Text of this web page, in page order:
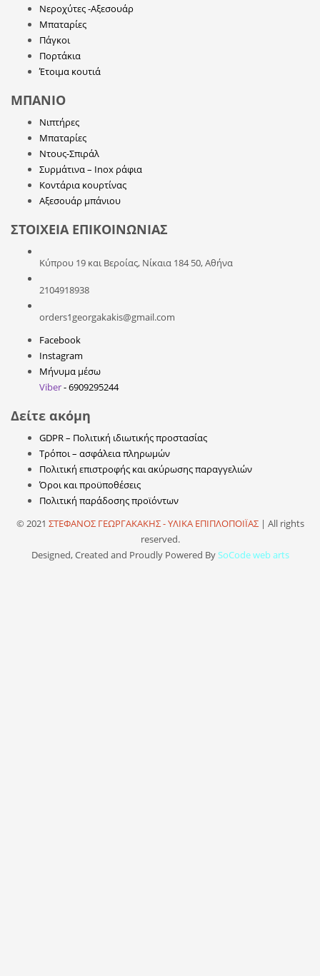
Νεροχύτες -Αξεσουάρ
Μπαταρίες
Πάγκοι
Πορτάκια
Έτοιμα κουτιά
ΜΠΑΝΙΟ
Νιπτήρες
Μπαταρίες
Ντους-Σπιράλ
Συρμάτινα – Inox ράφια
Κοντάρια κουρτίνας
Αξεσουάρ μπάνιου
ΣΤΟΙΧΕΙΑ ΕΠΙΚΟΙΝΩΝΙΑΣ
Κύπρου 19 και Βεροίας, Νίκαια 184 50, Αθήνα
2104918938
orders1georgakakis@gmail.com
Facebook
Instagram
Μήνυμα μέσω
Viber- 6909295244
Δείτε ακόμη
GDPR – Πολιτική ιδιωτικής προστασίας
Τρόποι – ασφάλεια πληρωμών
Πολιτική επιστροφής και ακύρωσης παραγγελιών
Όροι και προϋποθέσεις
Πολιτική παράδοσης προϊόντων
© 2021 ΣΤΕΦΑΝΟΣ ΓΕΩΡΓΑΚΑΚΗΣ - ΥΛΙΚΑ ΕΠΙΠΛΟΠΟΙΪΑΣ| All rights
reserved.
Designed, Created and Proudly Powered By SoCode web arts